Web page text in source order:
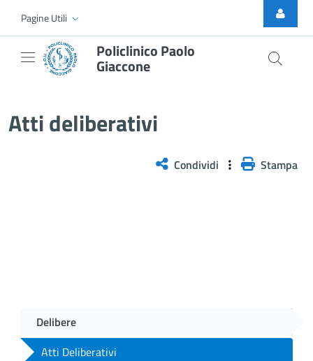
Skip to Main Content
Pagine Utili
Policlinico Paolo
Giaccone
Atti deliberativi
Condividi Stampa
Delibere
Atti Deliberativi